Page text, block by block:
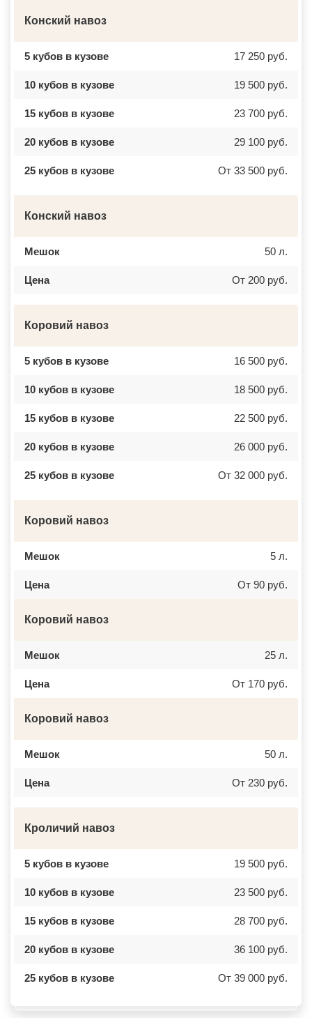
Конский навоз
5 кубов в кузове 17 250 руб.
10 кубов в кузове 19 500 руб.
15 кубов в кузове 23 700 руб.
20 кубов в кузове 29 100 руб.
25 кубов в кузове От 33 500 руб.
Конский навоз
Мешок 50 л.
Цена От 200 руб.
Коровий навоз
5 кубов в кузове 16 500 руб.
10 кубов в кузове 18 500 руб.
15 кубов в кузове 22 500 руб.
20 кубов в кузове 26 000 руб.
25 кубов в кузове От 32 000 руб.
Коровий навоз
Мешок 5 л.
Цена От 90 руб.
Коровий навоз
Мешок 25 л.
Цена От 170 руб.
Коровий навоз
Мешок 50 л.
Цена От 230 руб.
Кроличий навоз
5 кубов в кузове 19 500 руб.
10 кубов в кузове 23 500 руб.
15 кубов в кузове 28 700 руб.
20 кубов в кузове 36 100 руб.
25 кубов в кузове От 39 000 руб.